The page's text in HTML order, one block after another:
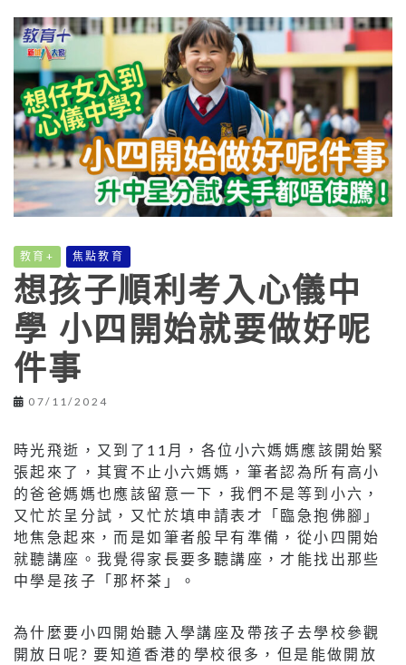
教育+ 焦點教育
想孩子順利考入心儀中
學 小四開始就要做好呢
件事
07/11/2024
時光飛逝，又到了11月，各位小六媽媽應該開始緊
張起來了，其實不止小六媽媽，筆者認為所有高小
的爸爸媽媽也應該留意一下，我們不是等到小六，
又忙於呈分試，又忙於填申請表才「臨急抱佛腳」
地焦急起來，而是如筆者般早有準備，從小四開始
就聽講座。我覺得家長要多聽講座，才能找出那些
中學是孩子「那杯茶」。
為什麼要小四開始聽入學講座及帶孩子去學校參觀
開放日呢? 要知道香港的學校很多，但是能做開放